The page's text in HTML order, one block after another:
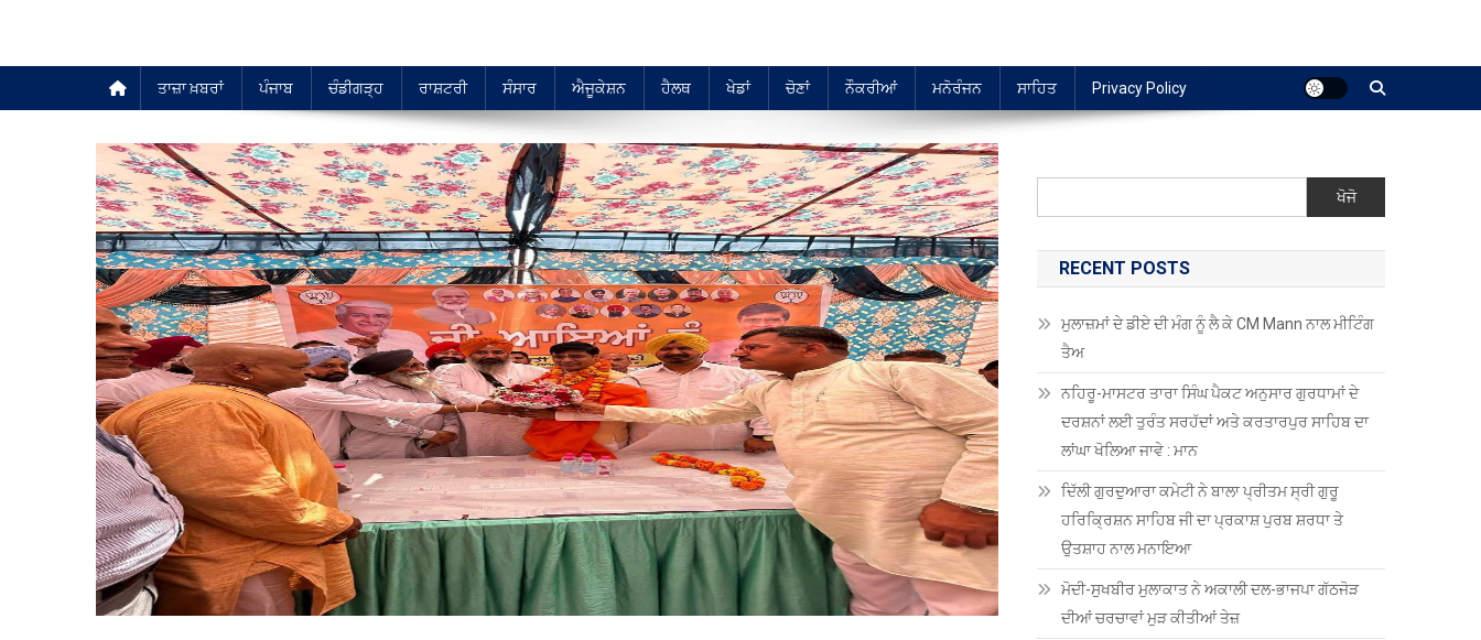
ਤਾਜ਼ਾ ਖ਼ਬਰਾਂ ਪੰਜਾਬ ਚੰਡੀਗੜ੍ਹ ਰਾਸ਼ਟਰੀ ਸੰਸਾਰ ਐਜੂਕੇਸ਼ਨ ਹੈਲਥ ਖੇਡਾਂ ਚੋਣਾਂ ਨੌਕਰੀਆਂ ਮਨੋਰੰਜਨ ਸਾਹਿਤ Privacy Policy
ਖੋਜੋ
RECENT POSTS
ਮੁਲਾਜ਼ਮਾਂ ਦੇ ਡੀਏ ਦੀ ਮੰਗ ਨੂੰ ਲੈ ਕੇ CM Mann ਨਾਲ ਮੀਟਿੰਗ
ਤੈਅ
ਨਹਿਰੂ-ਮਾਸਟਰ ਤਾਰਾ ਸਿੰਘ ਪੈਕਟ ਅਨੁਸਾਰ ਗੁਰਧਾਮਾਂ ਦੇ
ਦਰਸ਼ਨਾਂ ਲਈ ਤੁਰੰਤ ਸਰਹੱਦਾਂ ਅਤੇ ਕਰਤਾਰਪੁਰ ਸਾਹਿਬ ਦਾ
ਲਾਂਘਾ ਖੋਲਿਆ ਜਾਵੇ : ਮਾਨ
ਦਿੱਲੀ ਗੁਰਦੁਆਰਾ ਕਮੇਟੀ ਨੇ ਬਾਲਾ ਪ੍ਰੀਤਮ ਸ੍ਰੀ ਗੁਰੂ
ਹਰਿਕ੍ਰਿਸ਼ਨ ਸਾਹਿਬ ਜੀ ਦਾ ਪ੍ਰਕਾਸ਼ ਪੁਰਬ ਸ਼ਰਧਾ ਤੇ
ਉਤਸ਼ਾਹ ਨਾਲ ਮਨਾਇਆ
ਮੋਦੀ-ਸੁਖਬੀਰ ਮੁਲਾਕਾਤ ਨੇ ਅਕਾਲੀ ਦਲ-ਭਾਜਪਾ ਗੱਠਜੋੜ
ਦੀਆਂ ਚਰਚਾਵਾਂ ਮੁੜ ਕੀਤੀਆਂ ਤੇਜ਼